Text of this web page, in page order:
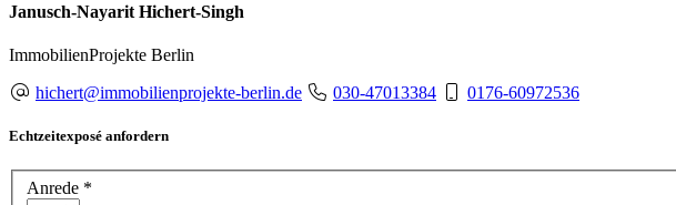
Janusch-Nayarit Hichert-Singh
ImmobilienProjekte Berlin
hichert@immobilienprojekte-berlin.de
030-47013384 0176-60972536
Echtzeitexposé anfordern
Anrede *